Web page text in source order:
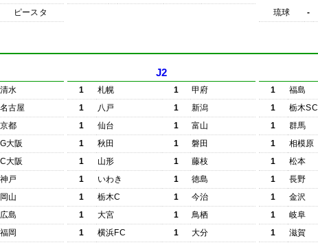
ピースタ
琉球
-
清水
名古屋
京都
G大阪
C大阪
神戸
岡山
広島
福岡
J2
1 札幌 1
甲府
1
八戸 1
新潟
1
仙台 1
富山
1
秋田 1
磐田
1
山形 1
藤枝
1
いわき 1
徳島
1
栃木C 1
今治
1
大宮 1
鳥栖
1
横浜FC 1
大分
1 福島
1
栃木SC
1
群馬
1
相模原
1
松本
1
長野
1
金沢
1
岐阜
1
滋賀